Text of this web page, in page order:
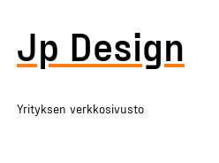
Jp Design
Yrityksen verkkosivusto